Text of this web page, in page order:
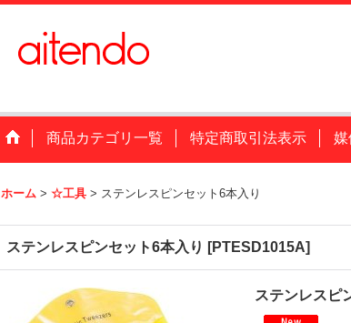
商品カテゴリ一覧 特定商取引法表示 媒
ホーム > ☆工具 > ステンレスピンセット6本入り
ステンレスピンセット6本入り [PTESD1015A]
ステンレスピ